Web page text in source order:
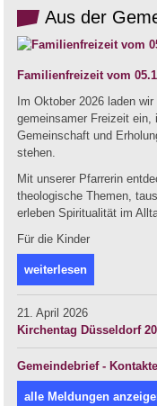
Aus der
Familienfreizeit vom
Im Oktober 2026 laden
gemeinsamer Freizeit ein,
Gemeinschaft und
stehen.
Mit unserer Pfarrerin
theologische Themen,
erleben Spiritualität im
Für die Kinder
weiterlesen
21. April 2026
Kirchentag Düsseldorf
Gemeindebrief -
alle Meldungen